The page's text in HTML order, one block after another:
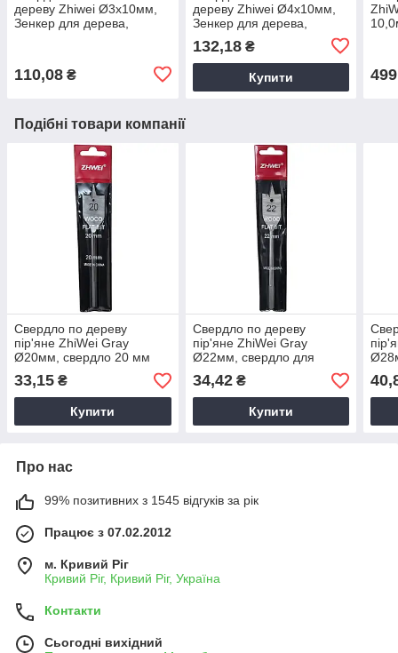
дереву Zhiwei Ø3x10мм,
Зенкер для дерева,
110,08 ₴
дереву Zhiwei Ø4x10мм,
Зенкер для дерева,
зенкером
132,18₴
Купити
Подібні товари компанії
Свердло по дереву
пір'яне ZhiWei Gray
Ø20мм, свердло 20 мм
для свердління дерева,
свердло для теслярських
робіт
33,15 ₴
Купити
Свердло по дереву
пір'яне ZhiWei Gray
Ø22мм, свердло для
столярних робіт, свердло
для дерев'яних
конструкцій
34,42₴
Купити
для
Про нас
99% позитивних з 1545 відгуків за рік
Працює з 07.02.2012
м. Кривий Ріг
Кривий Ріг, Кривий Ріг, Україна
Контакти
Сьогодні вихідний